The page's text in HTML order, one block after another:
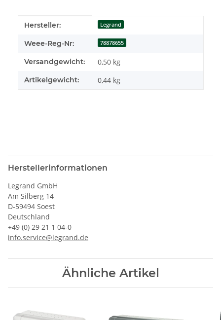
Produkteigenschaft
Wert
Hersteller: Legrand
Weee-Reg-Nr: 78878655
Versandgewicht: 0,50 kg
Artikelgewicht: 0,44 kg
Herstellerinformationen
Legrand GmbH
Am Silberg 14
D-59494 Soest
Deutschland
+49 (0) 29 21 1 04-0
info.service@legrand.de
Ähnliche Artikel